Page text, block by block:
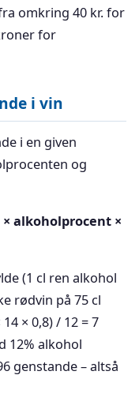
omkring 40 kr. for
for
i vin
i en given
og
alkoholprocent ×
(1 cl ren alkohol
rødvin på 75 cl
× 0,8) / 12 = 7
12% alkohol
genstande – altså